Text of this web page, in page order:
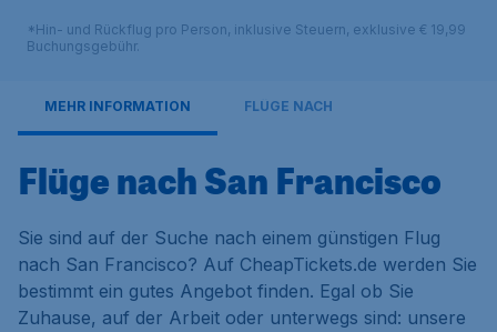
*Hin- und Rückflug pro Person, inklusive Steuern, exklusive € 19,99
Buchungsgebühr.
MEHR INFORMATION FLÜGE NACH
Flüge nach San Francisco
Sie sind auf der Suche nach einem günstigen Flug
nach San Francisco? Auf CheapTickets.de werden Sie
bestimmt ein gutes Angebot finden. Egal ob Sie
Zuhause, auf der Arbeit oder unterwegs sind: unsere